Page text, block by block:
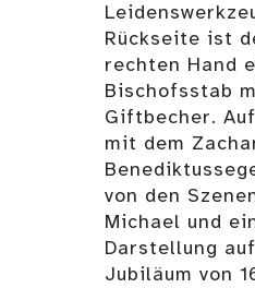
Rückseite ist
rechten Hand
Bischofsstab
Giftbecher.
mit dem
von den
Michael und
Darstellung
Jubiläum von